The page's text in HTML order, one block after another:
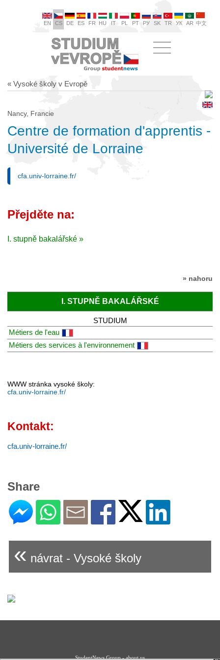
EN CS DE ES FR HU IT PL PT РУ SK TR УК AR 中文
« Vysoké školy v Evropě
Nancy, Francie
Centre de formation d'apprentis -
Université de Lorraine
cfa.univ-lorraine.fr/
Přejděte na:
I. stupně bakalářské »
» nahoru
I. STUPNĚ BAKALÁŘSKÉ
STUDIUM
Métiers de l'eau
Métiers des services à l'environnement
WWW stránka vysoké školy:
cfa.univ-lorraine.fr/
Kontakt:
cfa.univ-lorraine.fr/
Share
« návrat - Vysoké školy
StudentNews Group - about us